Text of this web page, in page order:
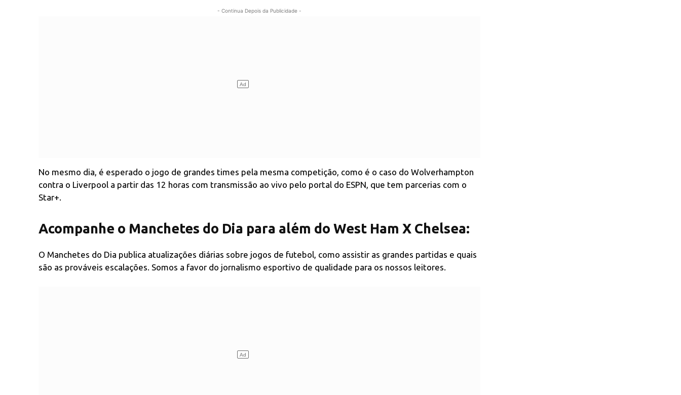
- Continua Depois da Publicidade -
No mesmo dia, é esperado o jogo de grandes times pela mesma competição, como é o caso do Wolverhampton
contra o Liverpool a partir das 12 horas com transmissão ao vivo pelo portal do ESPN, que tem parcerias com o
Star+.
Acompanhe o Manchetes do Dia para além do West Ham X Chelsea:
O Manchetes do Dia publica atualizações diárias sobre jogos de futebol, como assistir as grandes partidas e quais
são as prováveis escalações. Somos a favor do jornalismo esportivo de qualidade para os nossos leitores.